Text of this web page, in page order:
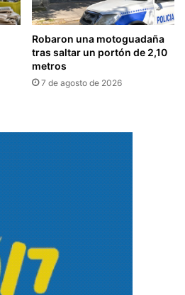
Robaron una motoguadaña
tras saltar un portón de 2,10
metros
7 de agosto de 2026